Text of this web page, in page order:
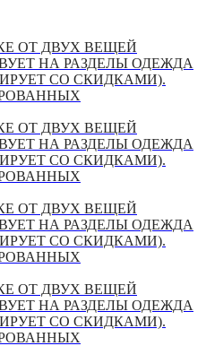
ОТ ДВУХ ВЕЩЕЙ
НА РАЗДЕЛЫ ОДЕЖДА
СО СКИДКАМИ).
ОТ ДВУХ ВЕЩЕЙ
НА РАЗДЕЛЫ ОДЕЖДА
СО СКИДКАМИ).
ОТ ДВУХ ВЕЩЕЙ
НА РАЗДЕЛЫ ОДЕЖДА
СО СКИДКАМИ).
ОТ ДВУХ ВЕЩЕЙ
НА РАЗДЕЛЫ ОДЕЖДА
СО СКИДКАМИ).